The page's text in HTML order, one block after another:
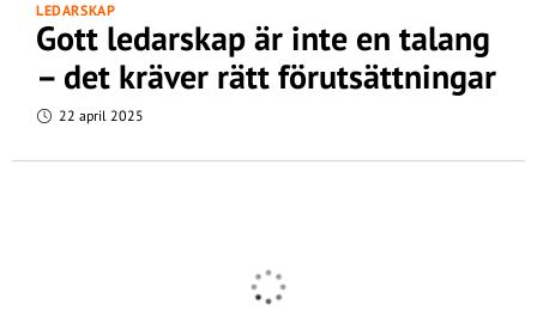
LEDARSKAP
Gott ledarskap är inte en talang
– det kräver rätt förutsättningar
22 april 2025